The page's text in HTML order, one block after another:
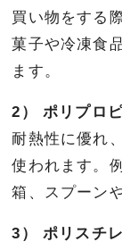
買い物をする
菓子や冷凍食
ます。
2） ポリプロ
耐熱性に優れ
使われます。
箱、スプーン
3） ポリスチ